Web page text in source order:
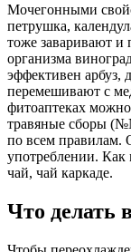
Мочегонными
петрушка,
тоже заваривают
организма
эффективен арбуз,
перемешивают с
фитоаптеках
травяные сборы
по всем правилам.
употреблении. Как
чай, чай каркаде.
Что делать